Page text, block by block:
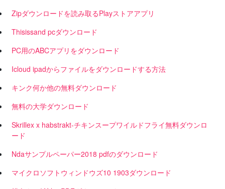
Zipダウンロードを読み取るPlayストアアプリ
Thisissand pcダウンロード
PC用のABCアプリをダウンロード
Icloud ipadからファイルをダウンロードする方法
キンク何か他の無料ダウンロード
無料の大学ダウンロード
Skrillex x habstrakt-チキンスープワイルドフライ無料ダウンロ
ード
Ndaサンプルペーパー2018 pdfのダウンロード
マイクロソフトウィンドウズ10 1903ダウンロード